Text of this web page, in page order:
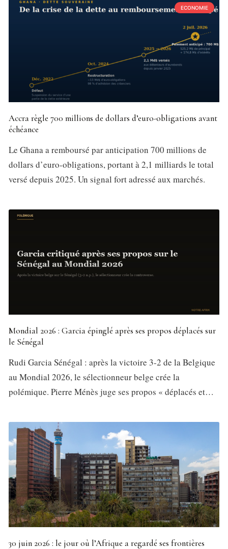
ECONOMIE
Accra règle 700 millions de dollars d’euro-obligations avant
échéance
Le Ghana a remboursé par anticipation 700 millions de
dollars d’euro-obligations, portant à 2,1 milliards le total
versé depuis 2025. Un signal fort adressé aux marchés.
Mondial 2026 : Garcia épinglé après ses propos déplacés sur
le Sénégal
Rudi Garcia Sénégal : après la victoire 3-2 de la Belgique
au Mondial 2026, le sélectionneur belge crée la
polémique. Pierre Ménès juge ses propos « déplacés et…
30 juin 2026 : le jour où l’Afrique a regardé ses frontières